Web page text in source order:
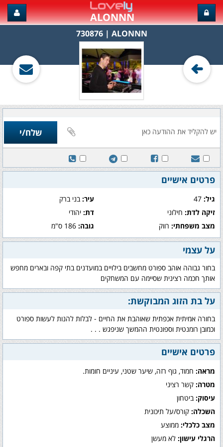
ALONNN
ALONNN‏ | 730876
פרטים אישיים
גיל: עיר:בני ברק
זיקה לדת: חילוני דת:יהודי
מצב משפחתי: רווק גובה:186 ס"מ
על עצמי
בחור גבוהה אוהב ספורט מחשבים בילויים במועדנים בתי קפה ובארים מחפש
אותך חכמה רצינית שסיימה עם המשחקים
על בת הזוג המבוקשת:
בחורה אמיתית אכפתית שאוהבת את החיים - לבלות להנות לעשות ספורט
וכמובן רומנטית וספונטית ההמשך שניפגש . . .
פרטים אישיים
מראה: חמוד, גוף רזה, שיער שטני, עיניים חומות.
מטרה: קשר רציני
עיסוק: ביטחון
השכלה: קורס/על תיכונית
מצב כלכלי: ממוצע
הרגלי עישון: לא מעשן